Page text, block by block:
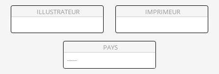
Vendre
ILLUSTRATEUR IMPRIMEUR
PAYS